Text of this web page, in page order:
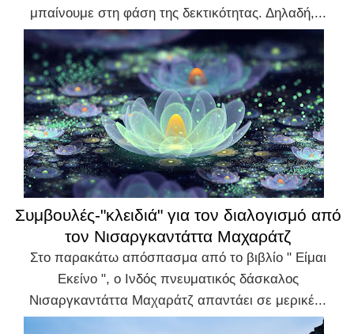
μπαίνουμε στη φάση της δεκτικότητας. Δηλαδή,...
Συμβουλές-"κλειδιά" για τον διαλογισμό από
τον Νισαργκαντάττα Μαχαράτζ
Στο παρακάτω απόσπασμα από το βιβλίο " Είμαι
Εκείνο ", ο Ινδός πνευματικός δάσκαλος
Νισαργκαντάττα Μαχαράτζ απαντάει σε μερικέ...